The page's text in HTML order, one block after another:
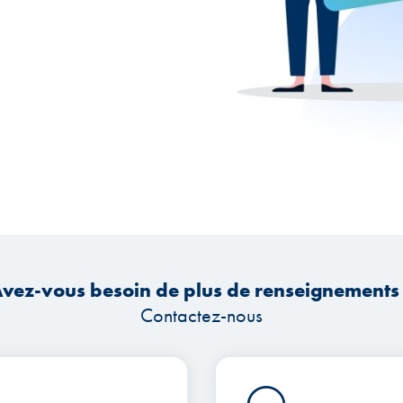
vous besoin de plus de renseignements
Contactez-nous